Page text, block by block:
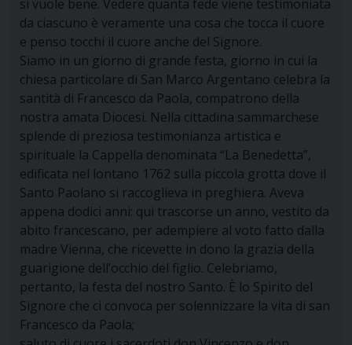
si vuole bene. Vedere quanta fede viene testimoniata
da ciascuno è veramente una cosa che tocca il cuore
e penso tocchi il cuore anche del Signore.
Siamo in un giorno di grande festa, giorno in cui la
chiesa particolare di San Marco Argentano celebra la
santità di Francesco da Paola, compatrono della
nostra amata Diocesi. Nella cittadina sammarchese
splende di preziosa testimonianza artistica e
spirituale la Cappella denominata “La Benedetta”,
edificata nel lontano 1762 sulla piccola grotta dove il
Santo Paolano si raccoglieva in preghiera. Aveva
appena dodici anni: qui trascorse un anno, vestito da
abito francescano, per adempiere al voto fatto dalla
madre Vienna, che ricevette in dono la grazia della
guarigione dell’occhio del figlio. Celebriamo,
pertanto, la festa del nostro Santo. È lo Spirito del
Signore che ci convoca per solennizzare la vita di san
Francesco da Paola;